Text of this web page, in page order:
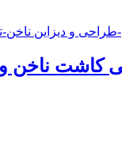
ناخن و